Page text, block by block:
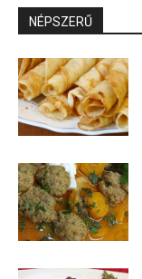
NÉPSZERŰ